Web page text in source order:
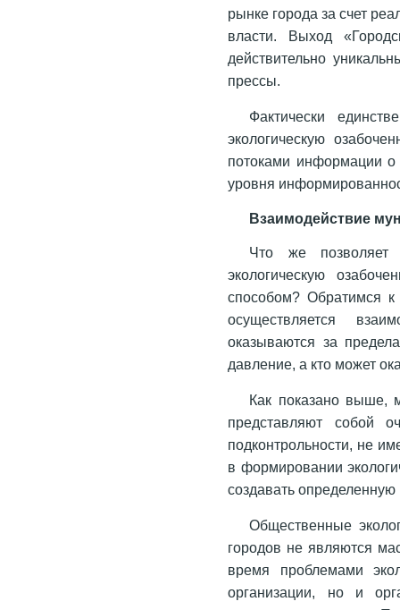
рынке города за счет
власти. Выход
действительно
прессы.
Фактически
экологическую
потоками информации
уровня
Взаимодействие
Что же позволяет
экологическую
способом? Обратимся к
осуществляется
оказываются за
давление, а кто может
Как показано выше,
представляют собой
подконтрольности, не
в формировании
создавать определенную
Общественные
городов не являются
время проблемами
организации, но и